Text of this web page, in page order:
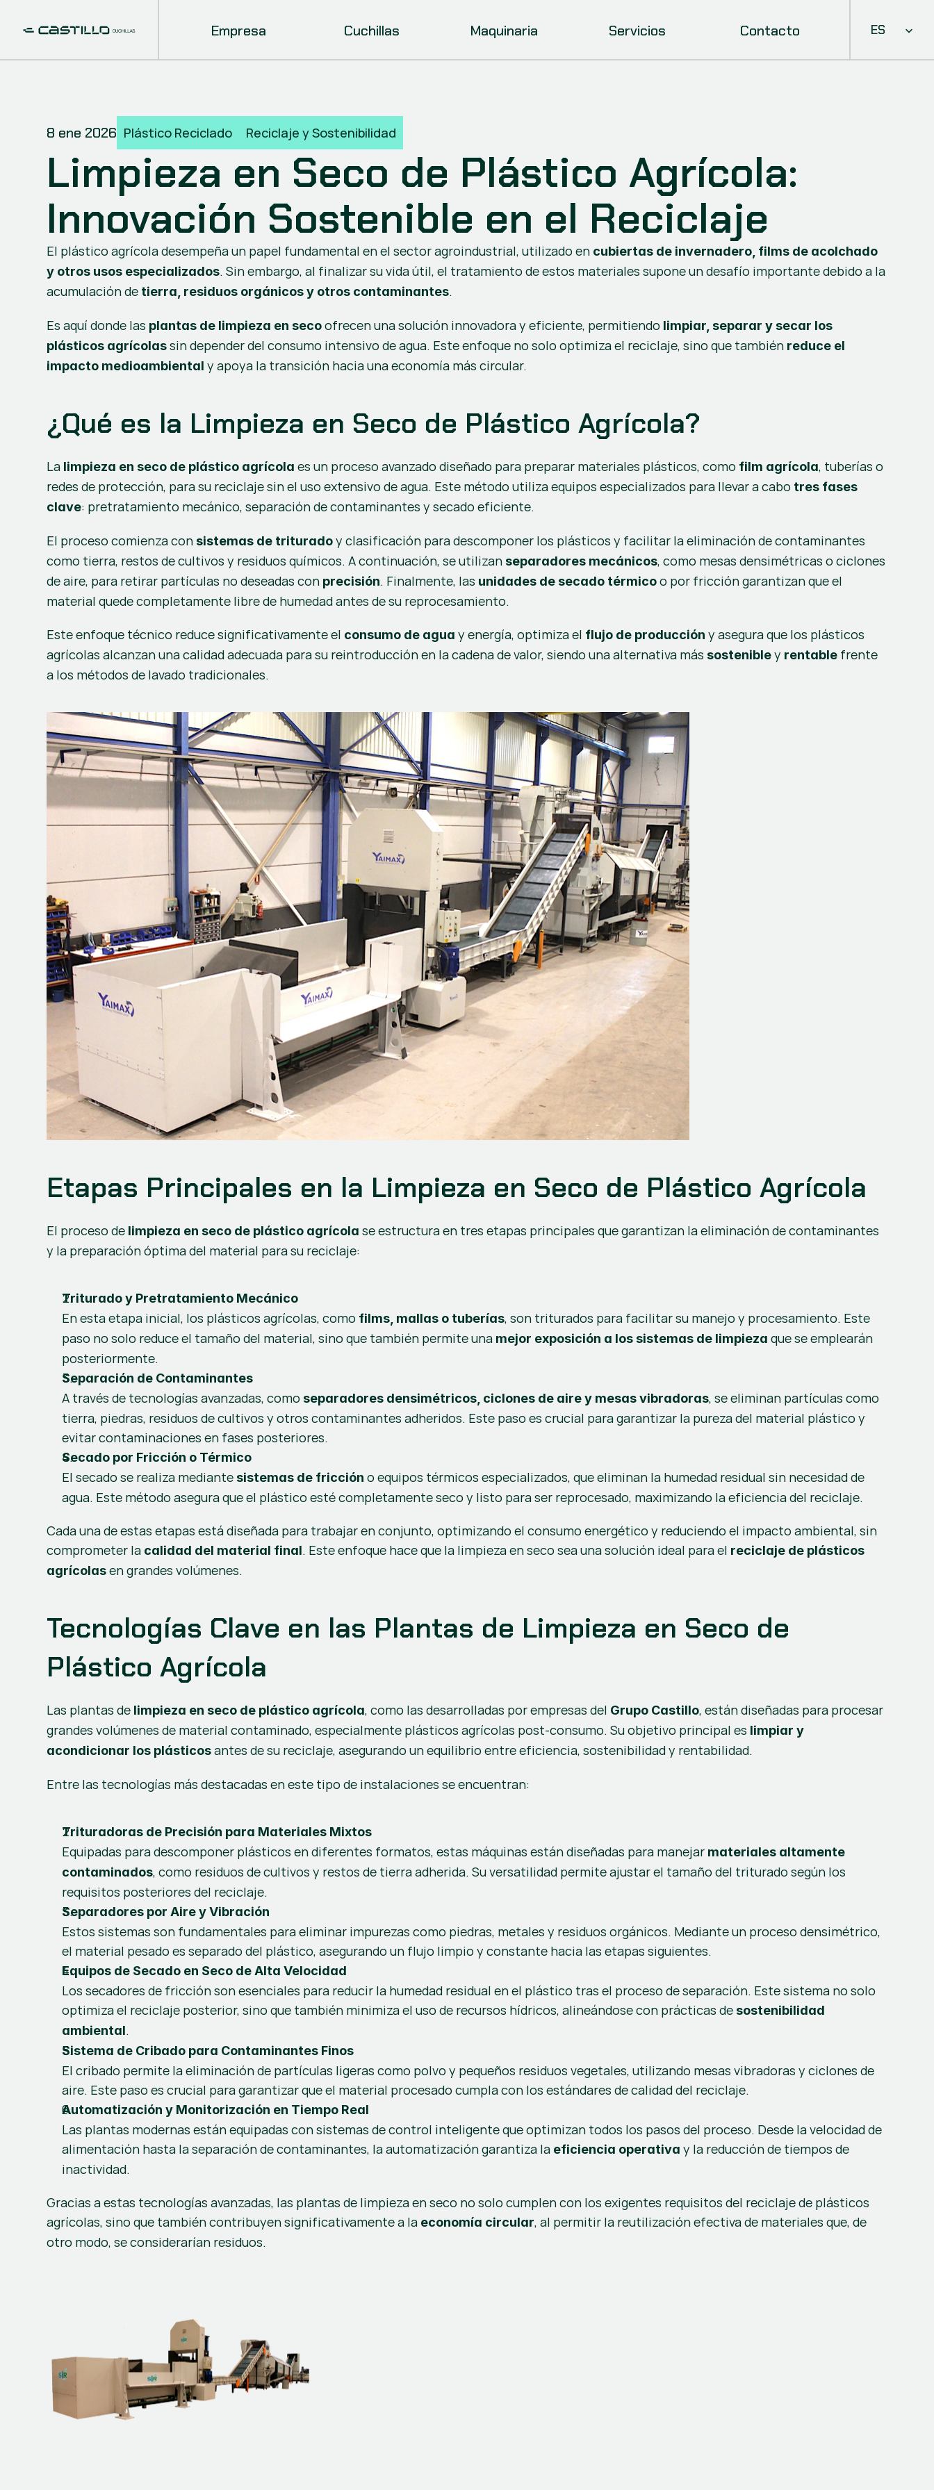
Empresa Cuchillas Maquinaria Servicios Contacto Select
ES
8 ene 2026 Plástico Reciclado Reciclaje y Sostenibilidad
Limpieza en Seco de Plástico Agrícola:
Innovación Sostenible en el Reciclaje
El plástico agrícola desempeña un papel fundamental en el sector agroindustrial, utilizado en cubiertas de invernadero, films de acolchado
y otros usos especializados. Sin embargo, al finalizar su vida útil, el tratamiento de estos materiales supone un desafío importante debido a la
acumulación de tierra, residuos orgánicos y otros contaminantes.
Es aquí donde las plantas de limpieza en seco ofrecen una solución innovadora y eficiente, permitiendo limpiar, separar y secar los
plásticos agrícolas sin depender del consumo intensivo de agua. Este enfoque no solo optimiza el reciclaje, sino que también reduce el
impacto medioambiental y apoya la transición hacia una economía más circular.
¿Qué es la Limpieza en Seco de Plástico Agrícola?
La limpieza en seco de plástico agrícola es un proceso avanzado diseñado para preparar materiales plásticos, como film agrícola, tuberías o
redes de protección, para su reciclaje sin el uso extensivo de agua. Este método utiliza equipos especializados para llevar a cabo tres fases
clave: pretratamiento mecánico, separación de contaminantes y secado eficiente.
El proceso comienza con sistemas de triturado y clasificación para descomponer los plásticos y facilitar la eliminación de contaminantes
como tierra, restos de cultivos y residuos químicos. A continuación, se utilizan separadores mecánicos, como mesas densimétricas o ciclones
de aire, para retirar partículas no deseadas con precisión. Finalmente, las unidades de secado térmico o por fricción garantizan que el
material quede completamente libre de humedad antes de su reprocesamiento.
Este enfoque técnico reduce significativamente el consumo de agua y energía, optimiza el flujo de producción y asegura que los plásticos
agrícolas alcanzan una calidad adecuada para su reintroducción en la cadena de valor, siendo una alternativa más sostenible y rentable frente
a los métodos de lavado tradicionales.
Etapas Principales en la Limpieza en Seco de Plástico Agrícola
El proceso de limpieza en seco de plástico agrícola se estructura en tres etapas principales que garantizan la eliminación de contaminantes
y la preparación óptima del material para su reciclaje:
Triturado y Pretratamiento Mecánico
En esta etapa inicial, los plásticos agrícolas, como films, mallas o tuberías, son triturados para facilitar su manejo y procesamiento. Este
paso no solo reduce el tamaño del material, sino que también permite una mejor exposición a los sistemas de limpieza que se emplearán
posteriormente.
Separación de Contaminantes
A través de tecnologías avanzadas, como separadores densimétricos, ciclones de aire y mesas vibradoras, se eliminan partículas como
tierra, piedras, residuos de cultivos y otros contaminantes adheridos. Este paso es crucial para garantizar la pureza del material plástico y
evitar contaminaciones en fases posteriores.
Secado por Fricción o Térmico
El secado se realiza mediante sistemas de fricción o equipos térmicos especializados, que eliminan la humedad residual sin necesidad de
agua. Este método asegura que el plástico esté completamente seco y listo para ser reprocesado, maximizando la eficiencia del reciclaje.
Cada una de estas etapas está diseñada para trabajar en conjunto, optimizando el consumo energético y reduciendo el impacto ambiental, sin
comprometer la calidad del material final. Este enfoque hace que la limpieza en seco sea una solución ideal para el reciclaje de plásticos
agrícolas en grandes volúmenes.
Tecnologías Clave en las Plantas de Limpieza en Seco de
Plástico Agrícola
Las plantas de limpieza en seco de plástico agrícola, como las desarrolladas por empresas del Grupo Castillo, están diseñadas para procesar
grandes volúmenes de material contaminado, especialmente plásticos agrícolas post-consumo. Su objetivo principal es limpiar y
acondicionar los plásticos antes de su reciclaje, asegurando un equilibrio entre eficiencia, sostenibilidad y rentabilidad.
Entre las tecnologías más destacadas en este tipo de instalaciones se encuentran:
Trituradoras de Precisión para Materiales Mixtos
Equipadas para descomponer plásticos en diferentes formatos, estas máquinas están diseñadas para manejar materiales altamente
contaminados, como residuos de cultivos y restos de tierra adherida. Su versatilidad permite ajustar el tamaño del triturado según los
requisitos posteriores del reciclaje.
Separadores por Aire y Vibración
Estos sistemas son fundamentales para eliminar impurezas como piedras, metales y residuos orgánicos. Mediante un proceso densimétrico,
el material pesado es separado del plástico, asegurando un flujo limpio y constante hacia las etapas siguientes.
Equipos de Secado en Seco de Alta Velocidad
Los secadores de fricción son esenciales para reducir la humedad residual en el plástico tras el proceso de separación. Este sistema no solo
optimiza el reciclaje posterior, sino que también minimiza el uso de recursos hídricos, alineándose con prácticas de sostenibilidad
ambiental.
Sistema de Cribado para Contaminantes Finos
El cribado permite la eliminación de partículas ligeras como polvo y pequeños residuos vegetales, utilizando mesas vibradoras y ciclones de
aire. Este paso es crucial para garantizar que el material procesado cumpla con los estándares de calidad del reciclaje.
Automatización y Monitorización en Tiempo Real
Las plantas modernas están equipadas con sistemas de control inteligente que optimizan todos los pasos del proceso. Desde la velocidad de
alimentación hasta la separación de contaminantes, la automatización garantiza la eficiencia operativa y la reducción de tiempos de
inactividad.
Gracias a estas tecnologías avanzadas, las plantas de limpieza en seco no solo cumplen con los exigentes requisitos del reciclaje de plásticos
agrícolas, sino que también contribuyen significativamente a la economía circular, al permitir la reutilización efectiva de materiales que, de
otro modo, se considerarían residuos.